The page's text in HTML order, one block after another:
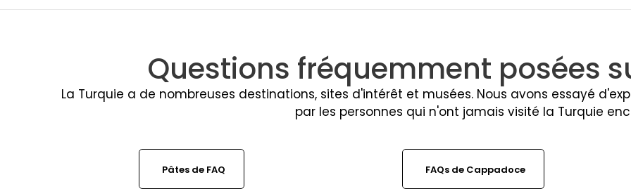
Questions fréquemment posées
La Turquie a de nombreuses destinations, sites d'intérêt et musées. Nous avons essayé
par les personnes qui n'ont jamais visité la Turquie
Pâtes de FAQ FAQs de Cappadoce